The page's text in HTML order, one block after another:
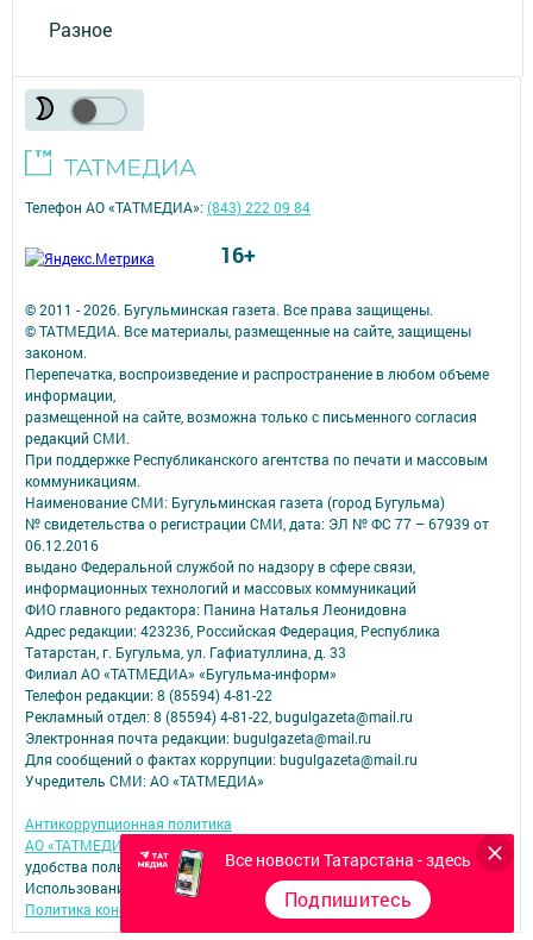
Разное
Все новости Татарстана - здесь
Подпишитесь
© 2011 - 2026. Бугульминская газета. Все права защищены.
© ТАТМЕДИА. Все материалы, размещенные на сайте, защищены
законом.
Перепечатка, воспроизведение и распространение в любом объеме
информации,
размещенной на сайте, возможна только с письменного согласия
редакций СМИ.
При поддержке Республиканского агентства по печати и массовым
коммуникациям.
Наименование СМИ: Бугульминская газета (город Бугульма)
№ свидетельства о регистрации СМИ, дата: ЭЛ № ФС 77 – 67939 от
06.12.2016
выдано Федеральной службой по надзору в сфере связи,
информационных технологий и массовых коммуникаций
ФИО главного редактора: Панина Наталья Леонидовна
Адрес редакции: 423236, Российская Федерация, Республика
Татарстан, г. Бугульма, ул. Гафиатуллина, д. 33
Филиал АО «ТАТМЕДИА» «Бугульма-информ»
Телефон редакции: 8 (85594) 4-81-22
Рекламный отдел: 8 (85594) 4-81-22, bugulgazeta@mail.ru
Электронная почта редакции: bugulgazeta@mail.ru
Для сообщений о фактах коррупции: bugulgazeta@mail.ru
Учредитель СМИ: АО «ТАТМЕДИА»
Антикоррупционная политика
АО «ТАТМЕДИА» использует «cookie»
для персонализации сервисов и
удобства пользователей сайтом.
Использование «cookie» можно отменить в настройках браузера.
Политика конфиденциальности
Телефон АО «ТАТМЕДИА»:(843) 222 09 84
16+